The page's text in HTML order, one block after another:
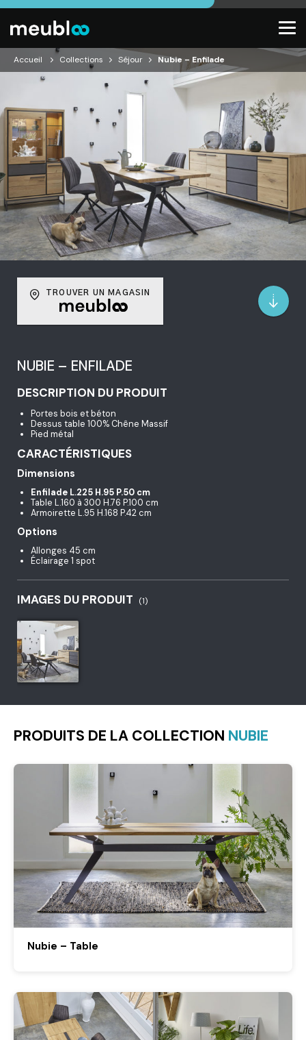
Accueil Collections Séjour Nubie – Enfilade
TROUVER UN MAGASIN
NUBIE – ENFILADE
DESCRIPTION DU PRODUIT
Portes bois et béton
Dessus table 100% Chêne Massif
Pied métal
CARACTÉRISTIQUES
Dimensions
Enfilade L.225 H.95 P.50 cm
Table L.160 à 300 H.76 P.100 cm
Armoirette L.95 H.168 P.42 cm
Options
Allonges 45 cm
Éclairage 1 spot
IMAGES DU PRODUIT (1)
PRODUITS DE LA COLLECTION NUBIE
Nubie – Table